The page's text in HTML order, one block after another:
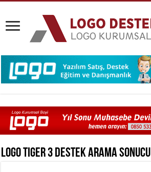
Logo Tiger 3 DestekArama Sonucu